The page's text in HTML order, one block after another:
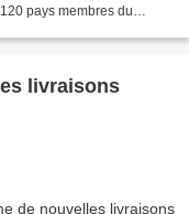
pays membres du
livraisons